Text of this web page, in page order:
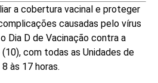
a cobertura vacinal e proteger
causadas pelo vírus
Dia D de Vacinação contra a
com todas as Unidades de
às 17 horas.